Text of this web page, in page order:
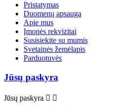
Pristatymas
Duomenų apsauga
Apie mus
Įmonės rekvizitai
Susisiekite su mumis
Svetainės žemėlapis
Parduotuvės
Jūsų paskyra
Jūsų paskyra  